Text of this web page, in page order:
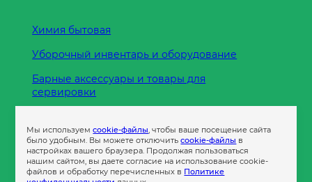
Химия бытовая
Уборочный инвентарь и оборудование
Барные аксессуары и товары для
сервировки
Пленка
Пакеты и сумки
Мы используемcookie-файлы, чтобы ваше посещение сайта
было удобным. Вы можете отключитьcookie-файлы в
настройках вашего браузера. Продолжая пользоваться
нашим сайтом, вы даете согласие на использование cookie-
файлов и обработку перечисленных в Политике